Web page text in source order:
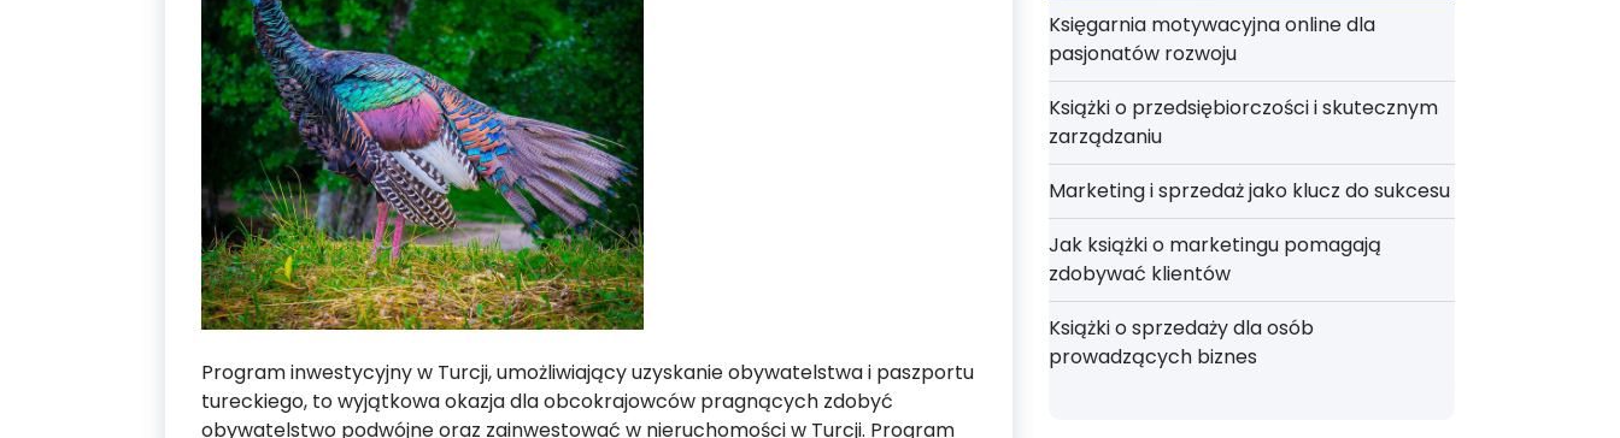
Program inwestycyjny w Turcji, umożliwiający uzyskanie obywatelstwa i paszportu
tureckiego, to wyjątkowa okazja dla obcokrajowców pragnących zdobyć
obywatelstwo podwójne oraz zainwestować w nieruchomości w Turcji. Program
Księgarnia motywacyjna online dla
pasjonatów rozwoju
Książki o przedsiębiorczości i skutecznym
zarządzaniu
Marketing i sprzedaż jako klucz do sukcesu
Jak książki o marketingu pomagają
zdobywać klientów
Książki o sprzedaży dla osób
prowadzących biznes